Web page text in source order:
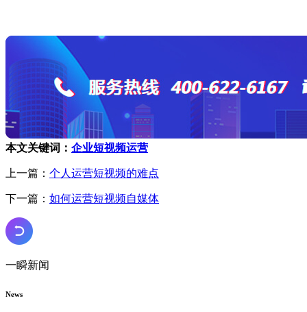
本文关键词： 企业短视频运营
上一篇： 个人运营短视频的难点
下一篇： 如何运营短视频自媒体
一瞬新闻
News